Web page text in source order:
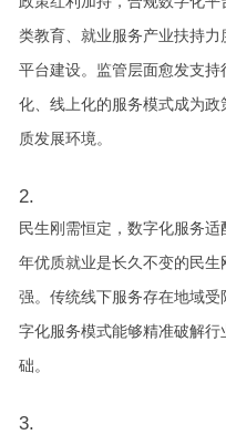
类教育、就业服务产业扶持
平台建设。监管层面愈发支
化、线上化的服务模式成为
质发展环境。
民生刚需恒定，数字化服务
年优质就业是长久不变的民
强。传统线下服务存在地域
字化服务模式能够精准破解
础。